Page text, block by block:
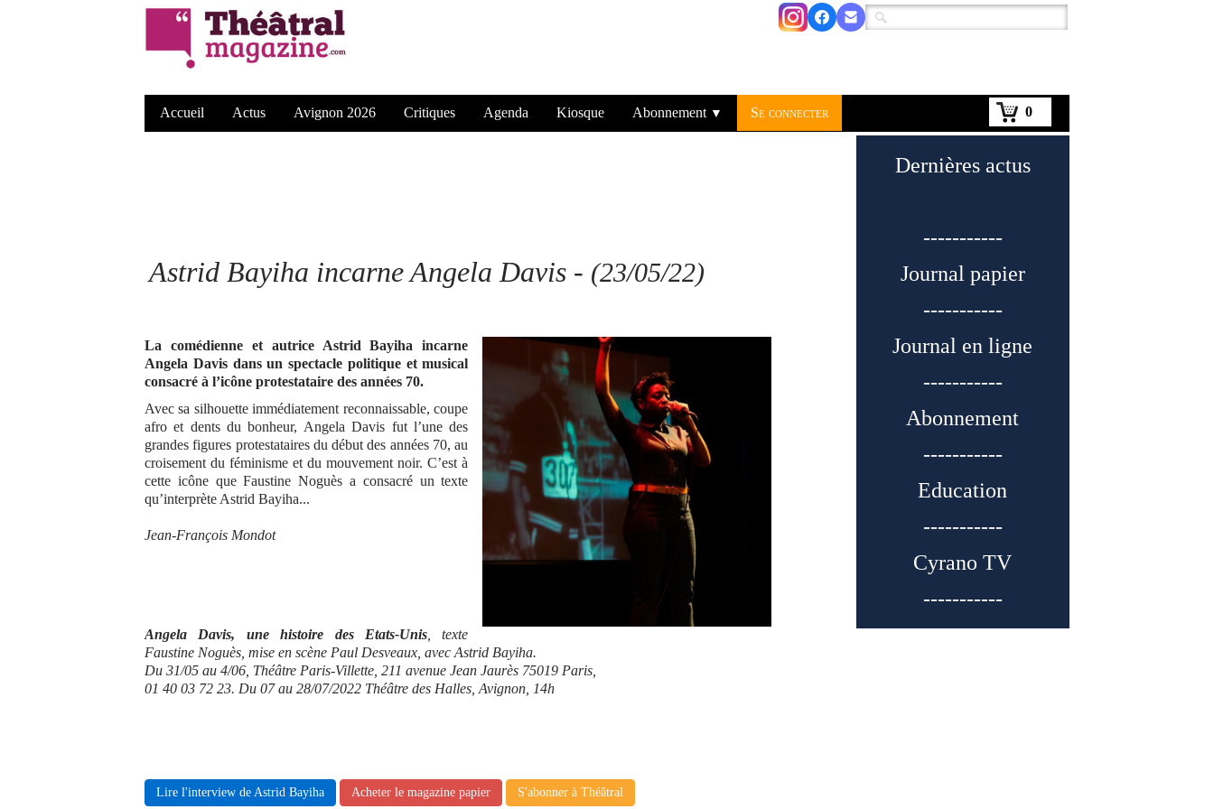
0
Accueil Actus Avignon 2026 Critiques Agenda Kiosque Abonnement ▼ Se connecter
Astrid Bayiha incarne Angela Davis - (23/05/22)
La comédienne et autrice Astrid Bayiha incarne
Angela Davis dans un spectacle politique et musical
consacré à l’icône protestataire des années 70.
Avec sa silhouette immédiatement reconnaissable, coupe
afro et dents du bonheur, Angela Davis fut l’une des
grandes figures protestataires du début des années 70, au
croisement du féminisme et du mouvement noir. C’est à
cette icône que Faustine Noguès a consacré un texte
qu’interprète Astrid Bayiha...
Jean-François Mondot
Angela Davis, une histoire des Etats-Unis, texte
Faustine Noguès, mise en scène Paul Desveaux, avec Astrid Bayiha.
Du 31/05 au 4/06, Théâtre Paris-Villette, 211 avenue Jean Jaurès 75019 Paris,
01 40 03 72 23. Du 07 au 28/07/2022 Théâtre des Halles, Avignon, 14h
Lire l'interview de Astrid Bayiha Acheter le magazine papier S'abonner à Théâtral
Dernières actus
-----------
Journal papier
-----------
Journal en ligne
-----------
Abonnement
-----------
Education
-----------
Cyrano TV
-----------